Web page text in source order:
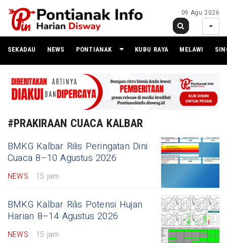
09 Agu 2026
SEKADAU NEWS PONTIANAK KUBU RAYA MELAWI
#PRAKIRAAN CUACA KALBAR
BMKG Kalbar Rilis Peringatan Dini
Cuaca 8–10 Agustus 2026
NEWS 15 jam
BMKG Kalbar Rilis Potensi Hujan
Harian 8–14 Agustus 2026
NEWS 15 jam